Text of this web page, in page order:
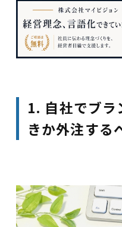
1. 自社でブラ
きか外注する